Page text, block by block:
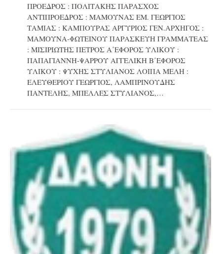
ΠΡΟΕΔΡΟΣ : ΠΟΛΙΤΑΚΗΣ ΠΑΡΑΣΧΟΣ
ΑΝΤΙΠΡΟΕΔΡΟΣ : ΜΑΜΟΥΝΑΣ ΕΜ. ΓΕΩΡΓΙΟΣ
ΤΑΜΙΑΣ : ΚΑΜΠΟΥΡΑΣ ΑΡΓΥΡΙΟΣ ΓΕΝ.ΑΡΧΗΓΟΣ :
ΜΑΜΟΥΝΑ-ΦΩΤΕΙΝΟΥ ΠΑΡΑΣΚΕΥΗ ΓΡΑΜΜΑΤΕΑΣ
: ΜΙΣΙΡΙΩΤΗΣ ΠΕΤΡΟΣ Α΄ΕΦΟΡΟΣ ΥΛΙΚΟΥ :
ΠΑΠΑΓΙΑΝΝΗ-ΨΑΡΡΟΥ ΑΓΓΕΛΙΚΗ Β΄ΕΦΟΡΟΣ
ΥΛΙΚΟΥ : ΨΥΧΗΣ ΣΤΥΛΙΑΝΟΣ ΛΟΙΠΑ ΜΕΛΗ :
ΕΛΕΥΘΕΡΙΟΥ ΓΕΩΡΓΙΟΣ, ΛΑΜΠΡΙΝΟΥΔΗΣ
ΠΑΝΤΕΛΗΣ, ΜΠΕΛΛΕΣ ΣΤΥΛΙΑΝΟΣ,…